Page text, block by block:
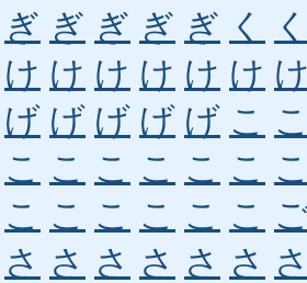
ぎ ぎ ぎ ぎ ぎ く
け け け け け け
げ げ げ げ げ こ
こ こ こ こ こ こ
こ こ こ こ こ こ
さ さ さ さ さ さ